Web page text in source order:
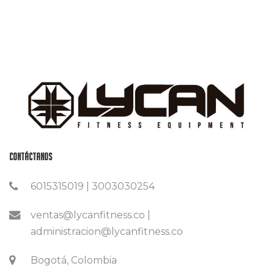
Contáctanos
6015315019 | 3003030254
ventas@lycanfitness.co |
administracion@lycanfitness.co
Bogotá, Colombia